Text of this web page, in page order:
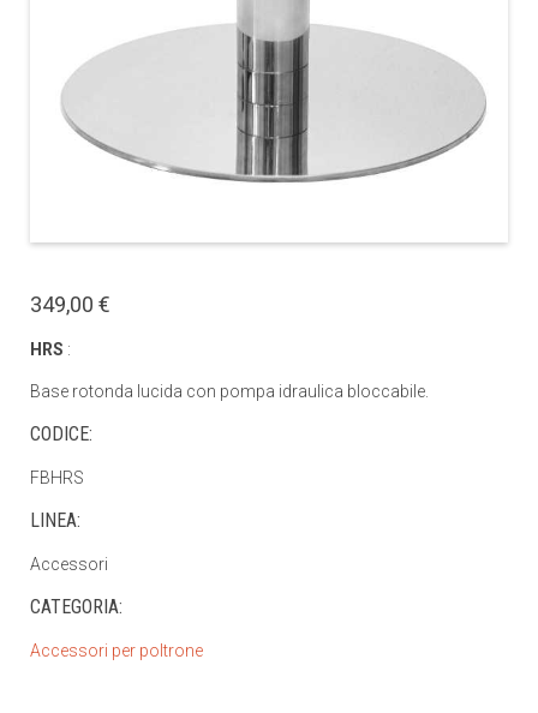
349,00 €
HRS :
Base rotonda lucida con pompa idraulica bloccabile.
CODICE:
FBHRS
LINEA:
Accessori
CATEGORIA:
Accessori per poltrone